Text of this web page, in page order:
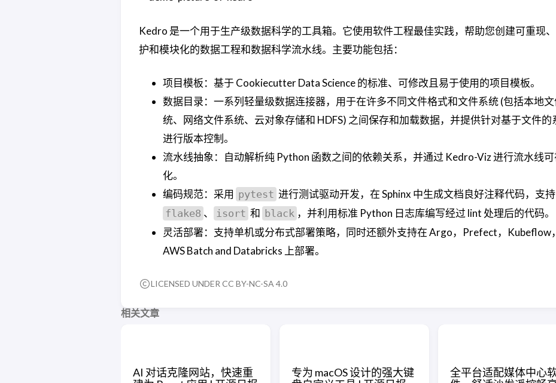
Kedro 是一个用于生产级数据科学的工具箱。它使用软件工程最佳实践，帮助您创建可重现
护和模块化的数据工程和数据科学流水线。主要功能包括：
项目模板：基于 Cookiecutter Data Science 的标准、可修改且易于使用的项目模板。
数据目录：一系列轻量级数据连接器，用于在许多不同文件格式和文件系统 (包括本地
统、网络文件系统、云对象存储和 HDFS) 之间保存和加载数据，并提供针对基于文件的
进行版本控制。
流水线抽象：自动解析纯 Python 函数之间的依赖关系，并通过 Kedro-Viz 进行流水线
化。
编码规范：采用 pytest 进行测试驱动开发，在 Sphinx 中生成文档良好注释代码，支持
flake8 、 isort 和 black ，并利用标准 Python 日志库编写经过 lint 处理后的代码。
灵活部署：支持单机或分布式部署策略，同时还额外支持在 Argo，Prefect，Kubeflow，
AWS Batch and Databricks 上部署。
LICENSED UNDER CC BY-NC-SA 4.0
相关文章
AI 对话克隆网站，快速重
专为 macOS 设计的强大键
全平台适配媒体中心